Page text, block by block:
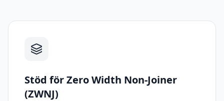
Stöd för Zero Width Non-Joiner
(ZWNJ)